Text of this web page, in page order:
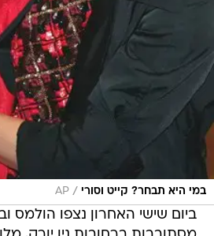
במי היא תבחר? קייט וסורי /
AP